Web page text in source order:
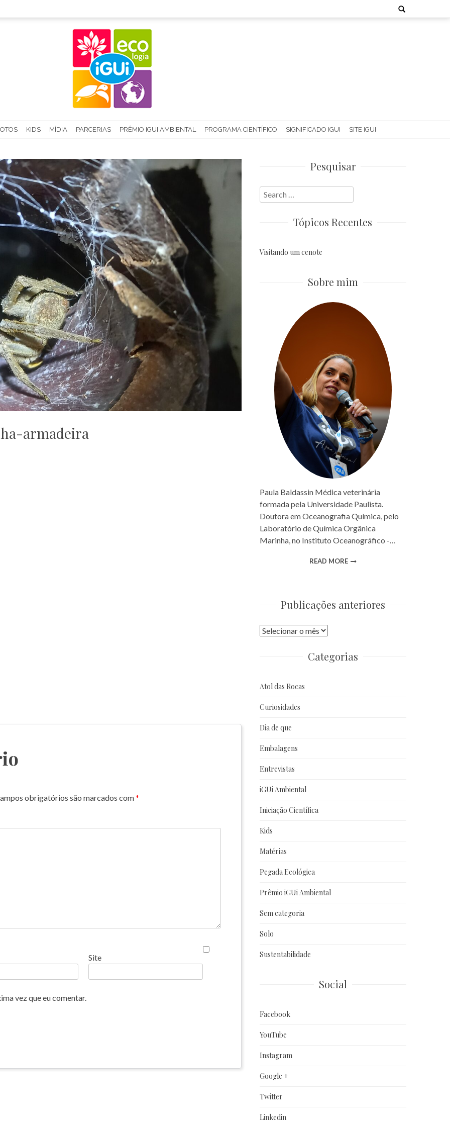
Search
for:
KIDS MÍDIA PARCERIAS PRÊMIO IGUI AMBIENTAL PROGRAMA CIENTÍFICO SIGNIFICADO IGUI SITE IGUI
armadeira
obrigatórios são marcados com*
Site
vez que eu comentar.
Pesquisar
Search
for:
Tópicos Recentes
Visitando um cenote
Sobre mim
Paula Baldassin Médica veterinária
formada pela Universidade Paulista.
Doutora em Oceanografia Química, pelo
Laboratório de Química Orgânica
Marinha, no Instituto Oceanográfico -…
READ MORE
Publicações anteriores
Publicações
Categorias
Atol das Rocas
Curiosidades
Dia de que
Embalagens
Entrevistas
iGUi Ambiental
Iniciação Científica
Kids
Matérias
Pegada Ecológica
Prêmio iGUi Ambiental
Sem categoria
Solo
Sustentabilidade
Social
Facebook
YouTube
Instagram
Google +
Twitter
Linkedin